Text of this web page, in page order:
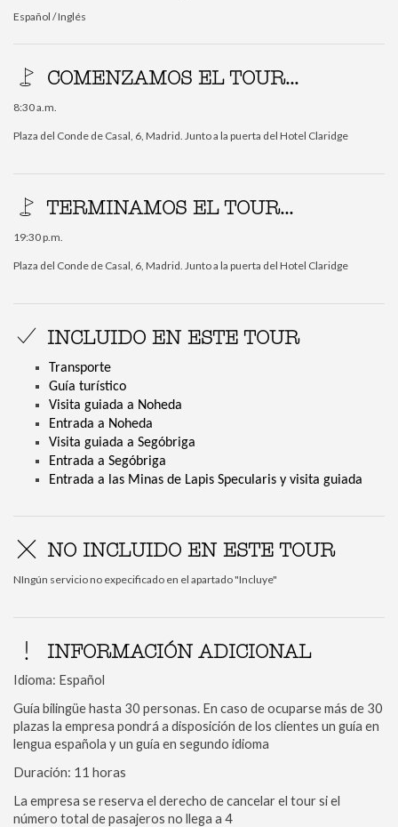
Español / Inglés
COMENZAMOS EL TOUR...
8:30 a.m.
Plaza del Conde de Casal, 6, Madrid. Junto a la puerta del Hotel Claridge
TERMINAMOS EL TOUR...
19:30 p.m.
Plaza del Conde de Casal, 6, Madrid. Junto a la puerta del Hotel Claridge
INCLUIDO EN ESTE TOUR
Transporte
Guía turístico
Visita guiada a Noheda
Entrada a Noheda
Visita guiada a Segóbriga
Entrada a Segóbriga
Entrada a las Minas de Lapis Specularis y visita guiada
NO INCLUIDO EN ESTE TOUR
NIngún servicio no expecificado en el apartado "Incluye"
INFORMACIÓN ADICIONAL
Idioma: Español
Guía bilingüe hasta 30 personas. En caso de ocuparse más de 30
plazas la empresa pondrá a disposición de los clientes un guía en
lengua española y un guía en segundo idioma
Duración: 11 horas
La empresa se reserva el derecho de cancelar el tour si el
número total de pasajeros no llega a 4